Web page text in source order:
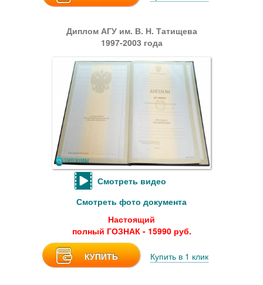
Диплом АГУ им. В. Н. Татищева
1997-2003 года
Смотреть видео
Смотреть фото документа
Настоящий
полный ГОЗНАК - 15990 руб.
КУПИТЬ Купить в 1 клик